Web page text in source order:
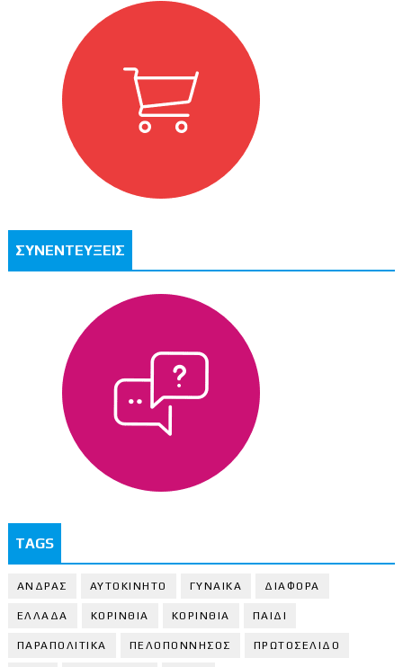
ΣΥΝΕΝΤΕΥΞΕΙΣ
TAGS
ΑΝΔΡΑΣ ΑΥΤΟΚΙΝΗΤΟ ΓΥΝΑΙΚΑ ΔΙΑΦΟΡΑ
ΕΛΛΑΔΑ ΚΟΡΙΝΘΙΑ ΚΟΡΙΝΘΙA ΠΑΙΔΙ
ΠΑΡΑΠΟΛΙΤΙΚΑ ΠΕΛΟΠΟΝΝΗΣΟΣ ΠΡΩΤΟΣΕΛΙΔΟ